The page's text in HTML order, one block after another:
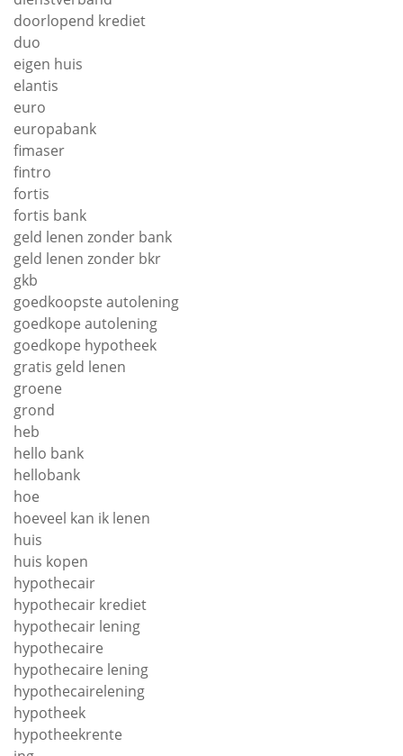
doorlopend krediet
duo
eigen huis
elantis
euro
europabank
fimaser
fintro
fortis
fortis bank
geld lenen zonder bank
geld lenen zonder bkr
gkb
goedkoopste autolening
goedkope autolening
goedkope hypotheek
gratis geld lenen
groene
grond
heb
hello bank
hellobank
hoe
hoeveel kan ik lenen
huis
huis kopen
hypothecair
hypothecair krediet
hypothecair lening
hypothecaire
hypothecaire lening
hypothecairelening
hypotheek
hypotheekrente